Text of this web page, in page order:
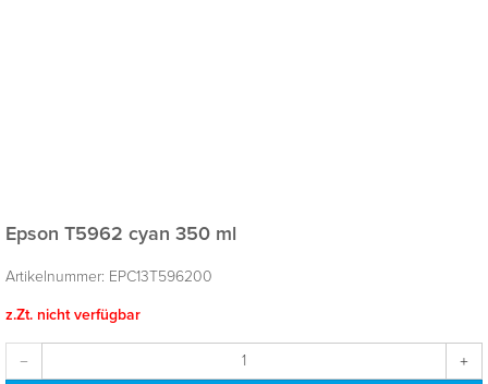
Epson T5962 cyan 350 ml
Artikelnummer: EPC13T596200
z.Zt. nicht verfügbar